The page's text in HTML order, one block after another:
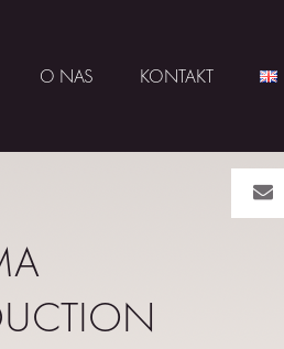
O NAS KONTAKT